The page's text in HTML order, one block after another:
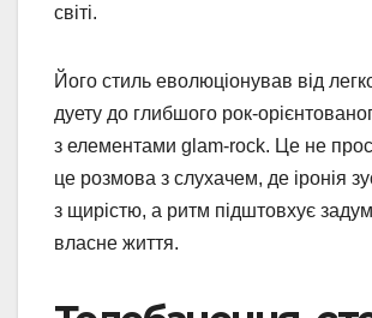
світі.
Його стиль еволюціонував від
дуету до глибшого рок-
з елементами glam-rock. Це не
це розмова з слухачем, де іронія
з щирістю, а ритм підштовхує
власне життя.